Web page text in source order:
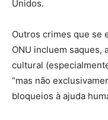
Unidos.
Outros crimes que se
ONU incluem saques,
cultural
“mas não
bloqueios à ajuda